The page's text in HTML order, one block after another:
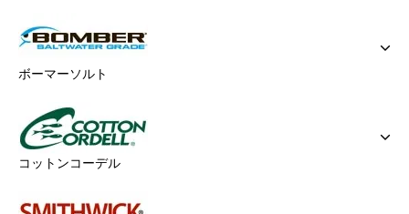
ボーマーソルト
コットンコーデル